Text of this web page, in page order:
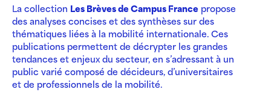
La collection Les Brèves de Campus France propose
des analyses concises et des synthèses sur des
thématiques liées à la mobilité internationale. Ces
publications permettent de décrypter les grandes
tendances et enjeux du secteur, en s’adressant à un
public varié composé de décideurs, d’universitaires
et de professionnels de la mobilité.